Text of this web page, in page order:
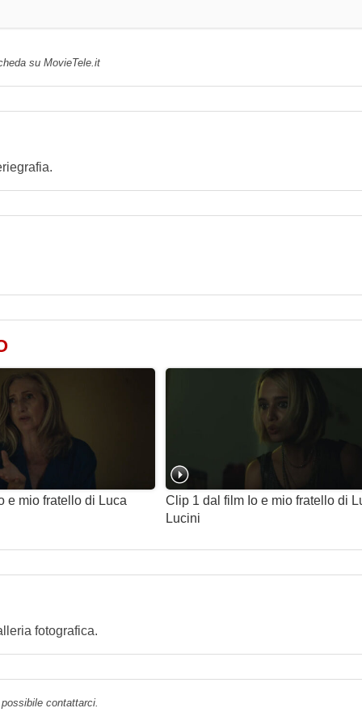
su MovieTele.it
e mio fratello di Luca
Clip 1 dal film Io e mio fratello di
Lucini
fotografica.
contattarci.